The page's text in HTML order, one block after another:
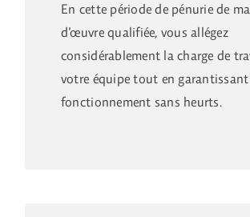
En cette période de pénurie de
d’œuvre qualifiée, vous allégez
considérablement la charge de
votre équipe tout en
fonctionnement sans heurts.